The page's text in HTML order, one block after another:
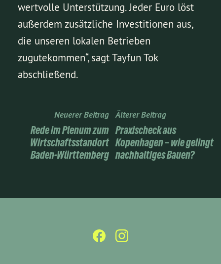
wertvolle Unterstützung. Jeder Euro löst
außerdem zusätzliche Investitionen aus,
die unseren lokalen Betrieben
zugutekommen“, sagt Tayfun Tok
abschließend.
Neuerer Beitrag
Rede im Plenum zum
Wirtschaftsstandort
Baden-Württemberg
Älterer Beitrag
Praxischeck aus
Kopenhagen – wie gelingt
nachhaltiges Bauen?